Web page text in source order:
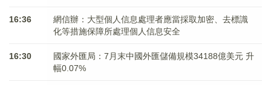
16:36
網信辦：大型個人信息處理者應當採取加密、去標識
化等措施保障所處理個人信息安全
16:30
國家外匯局：7月末中國外匯儲備規模34188億美元 升
幅0.07%